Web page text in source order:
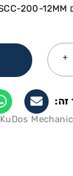
זה:
KuDos